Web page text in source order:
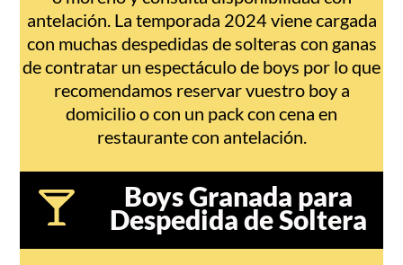
antelación. La temporada 2024 viene cargada
con muchas despedidas de solteras con ganas
de contratar un espectáculo de boys por lo que
recomendamos reservar vuestro boy a
domicilio o con un pack con cena en
restaurante con antelación.
Boys Granada para
Despedida de Soltera